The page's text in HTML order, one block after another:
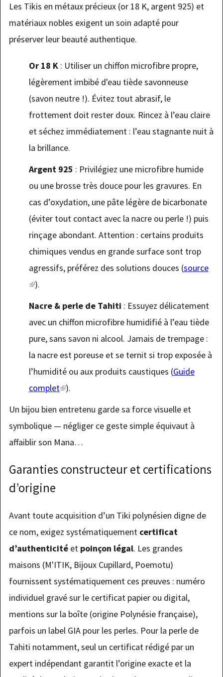
Les Tikis en métaux précieux (or 18 K, argent 925) et
matériaux nobles exigent un soin adapté pour
préserver leur beauté authentique.
Or 18 K: Utiliser un chiffon microfibre propre,
légèrement imbibé d'eau tiède savonneuse
(savon neutre !). Évitez tout abrasif, le
frottement doit rester doux. Rincez à l’eau claire
et séchez immédiatement : l’eau stagnante nuit à
la brillance.
Argent 925 : Privilégiez une microfibre humide
ou une brosse très douce pour les gravures. En
cas d’oxydation, une pâte légère de bicarbonate
(éviter tout contact avec la nacre ou perle !) puis
rinçage abondant. Attention : certains produits
chimiques vendus en grande surface sont trop
agressifs, préférez des solutions douces (source
(link
is
).
Nacre & perle de Tahiti : Essuyez délicatement
avec un chiffon microfibre humidifié à l’eau tiède
pure, sans savon ni alcool. Jamais de trempage :
la nacre est poreuse et se ternit si trop exposée à
l’humidité ou aux produits caustiques (Guide
complet(link
external)
).
Un bijou bien entretenu garde sa force visuelle et
symbolique — négliger ce geste simple équivaut à
affaiblir son Mana…
Garanties constructeur et certifications
d’origine
Avant toute acquisition d’un Tiki polynésien digne de
ce nom, exigez systématiquement certificat
d’authenticitéet poinçon légal. Les grandes
maisons (M'ITIK, Bijoux Cupillard, Poemotu)
fournissent systématiquement ces preuves : numéro
individuel gravé sur le certificat papier ou digital,
mentions sur la boîte (origine Polynésie française),
parfois un label GIA pour les perles. Pour la perle de
Tahiti notamment, seul un certificat rédigé par un
expert indépendant garantit l’origine exacte et la